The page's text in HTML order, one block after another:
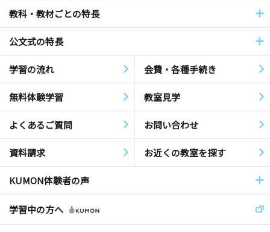
教科・教材ごとの特長
公文式の特長
学習の流れ 会費・各種手続き
無料体験学習 教室見学
よくあるご質問 お問い合わせ
資料請求 お近くの教室を探す
KUMON体験者の声
学習中の方へ